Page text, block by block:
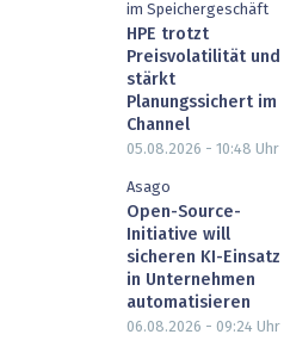
im Speichergeschäft
HPE trotzt
Preisvolatilität und
stärkt
Planungssichert im
Channel
05.08.2026 - 10:48 Uhr
Asago
Open-Source-
Initiative will
sicheren KI-Einsatz
in Unternehmen
automatisieren
06.08.2026 - 09:24 Uhr